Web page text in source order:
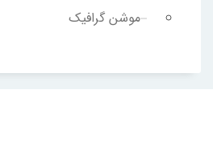
موشن گرافیک